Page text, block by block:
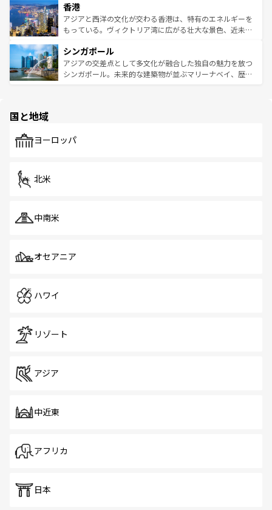
とつ。フォーやバインミー、ベトナムコーヒーなどは、ぜ
ひ現地で味わいたい。どの地域を訪れてもあたたかい人々
が旅行者を迎えてくれるので、きっと忘れられない旅にな
参照してほしい。
の活気が交差している。北部ではチェンマイなどの山岳地
帯で自然と触れ合い、南部ではプーケットやクラビの美し
いビーチでリゾート気分を楽しむことができる。タイ料理
激する。気候は一年中温暖で、どの季節にも異なる楽しみ
が待っている。親しみやすいタイの人々、仏教を中心とし
た文化、そして多様な観光資源が、訪れる旅人を魅了し続
香港
アジアと西洋の文化が交わる香港は、特有のエネルギーを
もっている。ヴィクトリア湾に広がる壮大な景色、近未来
み、どこを訪れても感動するはず。観光スポットが密集し
ており、効率よく見どころを回れるのも魅力。息をのむよ
うな絶景から文化的な体験まで、香港を存分に楽しみ尽く
シンガポール
アジアの交差点として多文化が融合した独自の魅力を放つ
シンガポール。未来的な建築物が並ぶマリーナベイ、歴史
で、ホーカーズは地元の風情を楽しめる外せないスポット
国と地域
ヨーロッパ
北米
中南米
オセアニア
ハワイ
リゾート
アジア
中近東
アフリカ
日本